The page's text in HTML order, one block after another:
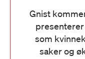
Gnist
presenterer
som
saker og